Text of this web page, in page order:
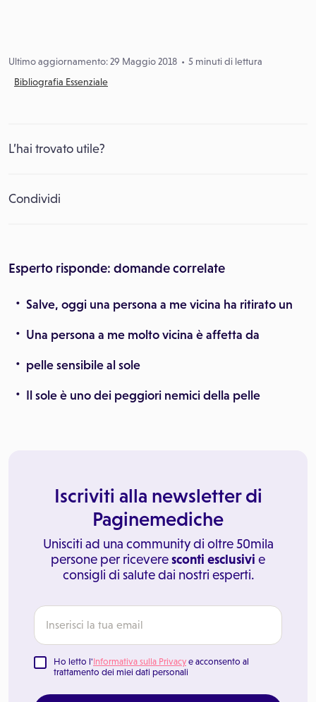
Ultimo aggiornamento: 29 Maggio 2018
5 minuti di lettura
Bibliografia Essenziale
L’hai trovato utile?
Condividi
Esperto risponde: domande correlate
Salve, oggi una persona a me vicina ha ritirato un
Una persona a me molto vicina è affetta da
pelle sensibile al sole
Il sole è uno dei peggiori nemici della pelle
Iscriviti alla newsletter di
Paginemediche
Unisciti ad una community di oltre 50mila
persone per riceveresconti esclusivi e
consigli di salute dai nostri esperti.
Ho letto l'Informativa sulla Privacy e acconsento al
trattamento dei miei dati personali